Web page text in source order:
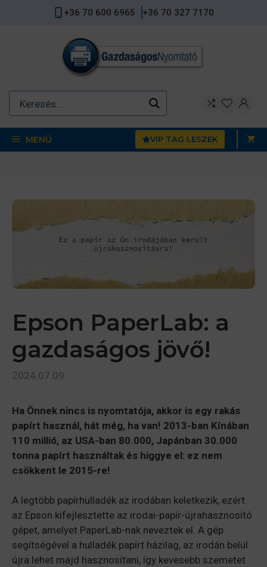
+36 70 600 6965 +36 70 327 7170
MENÜ VIP TAG LESZEK
Epson PaperLab: a
gazdaságos jövő!
2024.07.09.
Ha Önnek nincs is nyomtatója, akkor is egy rakás
papírt használ, hát még, ha van! 2013-ban Kínában
110 millió, az USA-ban 80.000, Japánban 30.000
tonna papírt használtak és higgye el: ez nem
csökkent le 2015-re!
A legtöbb papírhulladék az irodában keletkezik, ezért
az Epson kifejlesztette az irodai-papír-újrahasznosító
gépet, amelyet PaperLab-nak neveztek el. A gép
segítségével a hulladék papírt házilag, az irodán belül
újra lehet majd hasznosítani, így kevesebb szemetet